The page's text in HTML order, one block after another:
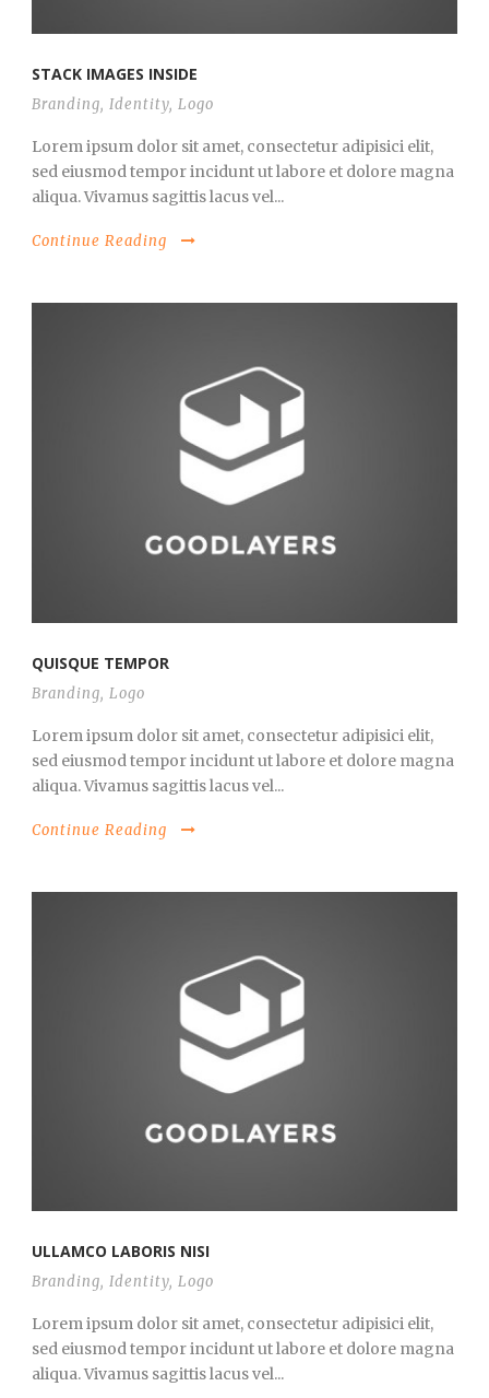
STACK IMAGES INSIDE
Branding, Identity, Logo
Lorem ipsum dolor sit amet, consectetur adipisici elit,
sed eiusmod tempor incidunt ut labore et dolore magna
aliqua. Vivamus sagittis lacus vel...
Continue Reading
QUISQUE TEMPOR
Branding, Logo
Lorem ipsum dolor sit amet, consectetur adipisici elit,
sed eiusmod tempor incidunt ut labore et dolore magna
aliqua. Vivamus sagittis lacus vel...
Continue Reading
ULLAMCO LABORIS NISI
Branding, Identity, Logo
Lorem ipsum dolor sit amet, consectetur adipisici elit,
sed eiusmod tempor incidunt ut labore et dolore magna
aliqua. Vivamus sagittis lacus vel...